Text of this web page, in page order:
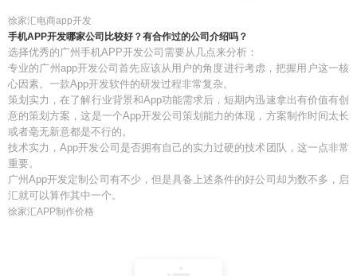
徐家汇电商app开发
手机APP开发哪家公司比较好？有合作过的公司介绍吗？
选择优秀的广州手机APP开发公司需要从几点来分析：
专业的广州app开发公司首先应该从用户的角度进行考虑，把握用户这一核
心因素。一款App开发软件的研发过程非常复杂。
策划实力，在了解行业背景和App功能需求后，短期内迅速拿出有价值有创
意的策划方案，这是一个App开发公司策划能力的体现，方案制作时间太长
或者毫无新意都是不行的。
技术实力，App开发公司是否拥有自己的实力过硬的技术团队，这一点非常
重要。
广州App开发定制公司有不少，但是具备上述条件的好公司却为数不多，启
汇就可以算作其中一个。
徐家汇APP制作价格